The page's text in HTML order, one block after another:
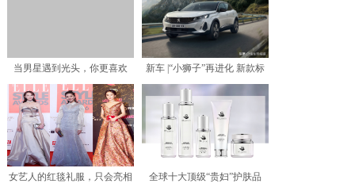
当男星遇到光头，你更喜欢
谁？
新车 |“小狮子”再进化 新款标
致3008官图发
女艺人的红毯礼服，只会亮相
全球十大顶级“贵妇”护肤品